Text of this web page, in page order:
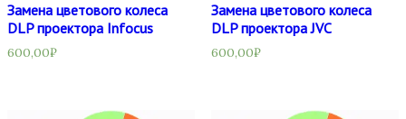
Замена цветового колеса
DLP проектора Infocus
600,00₽
Замена цветового колеса
DLP проектора JVC
600,00₽